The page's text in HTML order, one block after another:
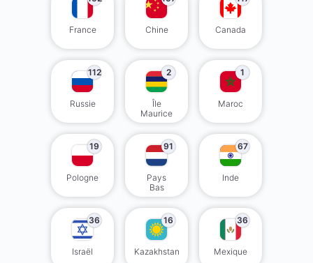
France Chine Canada
112
Russie
2
Île
Maurice
1
Maroc
19
Pologne
91
Pays
Bas
67
Inde
36
Israël
16
Kazakhstan
36
Mexique